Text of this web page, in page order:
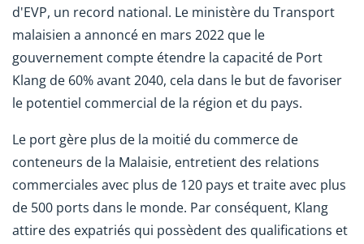
d'EVP, un record national. Le ministère du Transport
malaisien a annoncé en mars 2022 que le
gouvernement compte étendre la capacité de Port
Klang de 60% avant 2040, cela dans le but de favoriser
le potentiel commercial de la région et du pays.
Le port gère plus de la moitié du commerce de
conteneurs de la Malaisie, entretient des relations
commerciales avec plus de 120 pays et traite avec plus
de 500 ports dans le monde. Par conséquent, Klang
attire des expatriés qui possèdent des qualifications et